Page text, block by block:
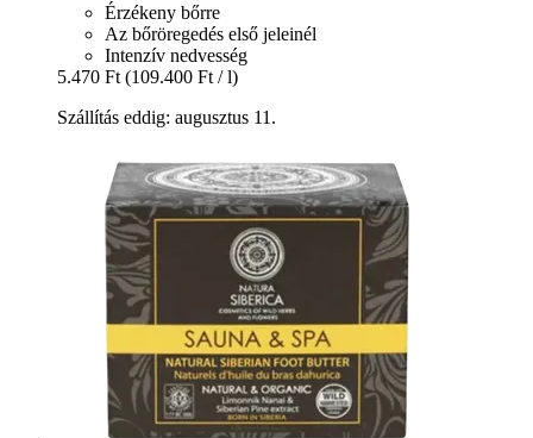
Érzékeny bőrre
Az bőröregedés első jeleinél
Intenzív nedvesség
5.470 Ft (109.400 Ft / l)
Szállítás eddig: augusztus 11.